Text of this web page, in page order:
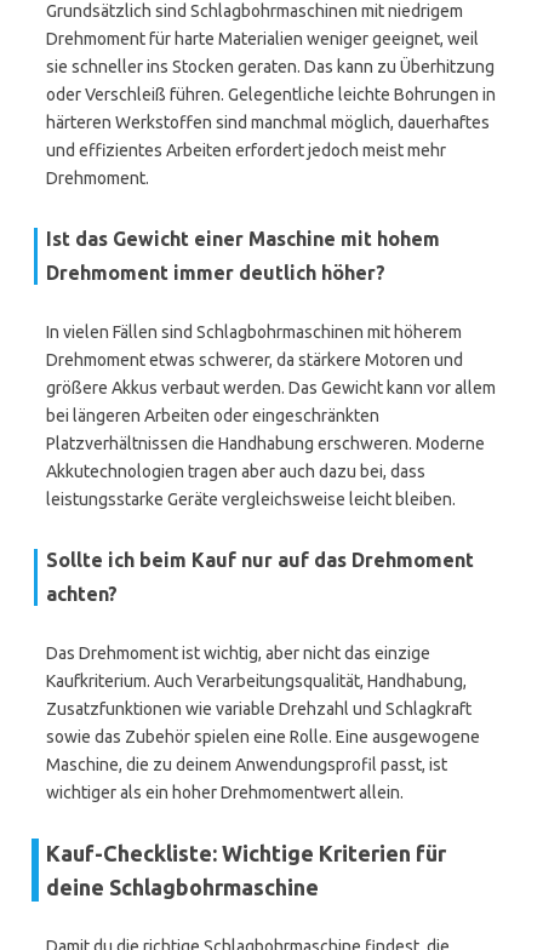
Grundsätzlich sind Schlagbohrmaschinen mit niedrigem
Drehmoment für harte Materialien weniger geeignet, weil
sie schneller ins Stocken geraten. Das kann zu Überhitzung
oder Verschleiß führen. Gelegentliche leichte Bohrungen in
härteren Werkstoffen sind manchmal möglich, dauerhaftes
und effizientes Arbeiten erfordert jedoch meist mehr
Drehmoment.
Ist das Gewicht einer Maschine mit hohem
Drehmoment immer deutlich höher?
In vielen Fällen sind Schlagbohrmaschinen mit höherem
Drehmoment etwas schwerer, da stärkere Motoren und
größere Akkus verbaut werden. Das Gewicht kann vor allem
bei längeren Arbeiten oder eingeschränkten
Platzverhältnissen die Handhabung erschweren. Moderne
Akkutechnologien tragen aber auch dazu bei, dass
leistungsstarke Geräte vergleichsweise leicht bleiben.
Sollte ich beim Kauf nur auf das Drehmoment
achten?
Das Drehmoment ist wichtig, aber nicht das einzige
Kaufkriterium. Auch Verarbeitungsqualität, Handhabung,
Zusatzfunktionen wie variable Drehzahl und Schlagkraft
sowie das Zubehör spielen eine Rolle. Eine ausgewogene
Maschine, die zu deinem Anwendungsprofil passt, ist
wichtiger als ein hoher Drehmomentwert allein.
Kauf-Checkliste: Wichtige Kriterien für
deine Schlagbohrmaschine